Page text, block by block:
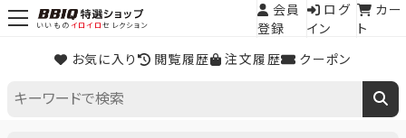
いいものイロイロセレクション
お気に入り 閲覧履歴 注文履歴 クーポン
会員
登録
ログ
イン
カー
ト